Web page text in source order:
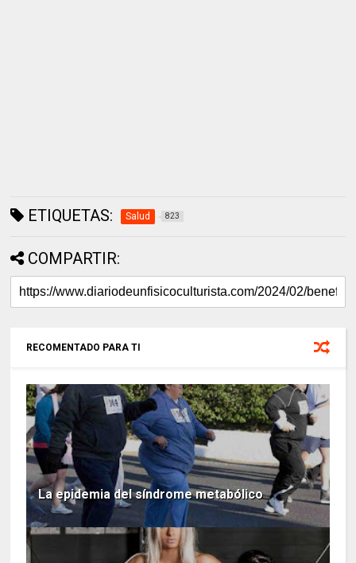
ETIQUETAS: Salud 823
COMPARTIR:
RECOMENTADO PARA TI
La epidemia del síndrome metabólico